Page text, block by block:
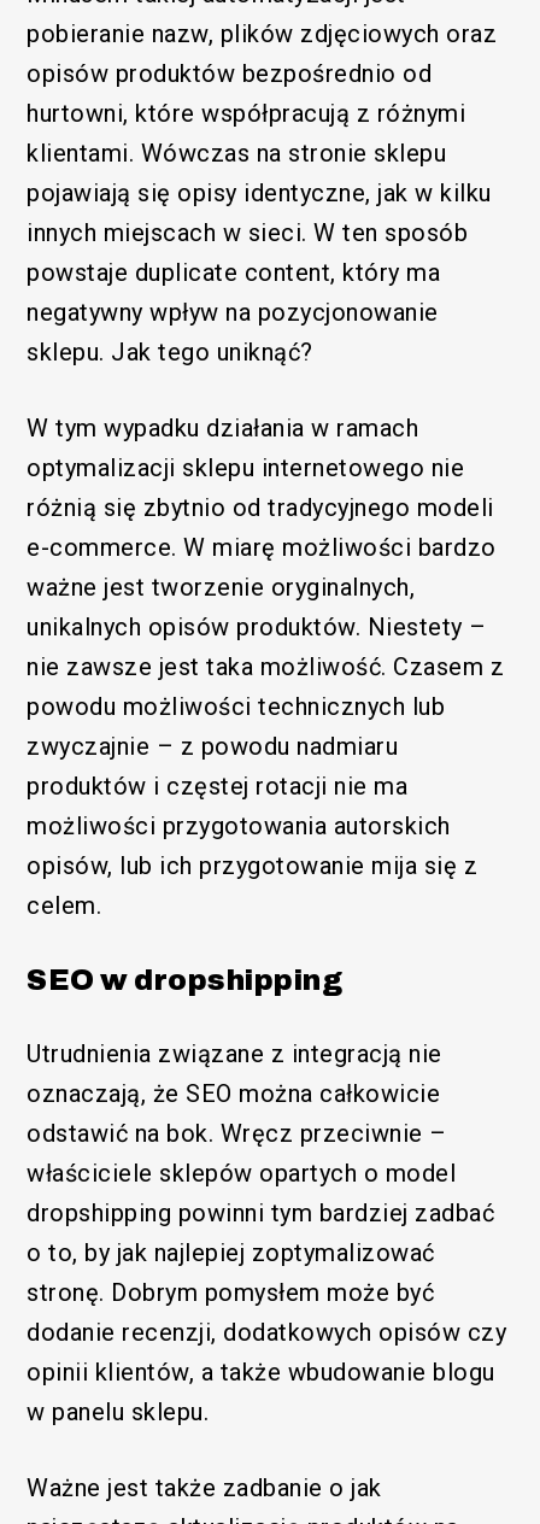
pobieranie nazw, plików zdjęciowych oraz
opisów produktów bezpośrednio od
hurtowni, które współpracują z różnymi
klientami. Wówczas na stronie sklepu
pojawiają się opisy identyczne, jak w kilku
innych miejscach w sieci. W ten sposób
powstaje duplicate content, który ma
negatywny wpływ na pozycjonowanie
sklepu. Jak tego uniknąć?
W tym wypadku działania w ramach
optymalizacji sklepu internetowego nie
różnią się zbytnio od tradycyjnego modeli
e-commerce. W miarę możliwości bardzo
ważne jest tworzenie oryginalnych,
unikalnych opisów produktów. Niestety –
nie zawsze jest taka możliwość. Czasem z
powodu możliwości technicznych lub
zwyczajnie – z powodu nadmiaru
produktów i częstej rotacji nie ma
możliwości przygotowania autorskich
opisów, lub ich przygotowanie mija się z
celem.
SEO w dropshipping
Utrudnienia związane z integracją nie
oznaczają, że SEO można całkowicie
odstawić na bok. Wręcz przeciwnie –
właściciele sklepów opartych o model
dropshipping powinni tym bardziej zadbać
o to, by jak najlepiej zoptymalizować
stronę. Dobrym pomysłem może być
dodanie recenzji, dodatkowych opisów czy
opinii klientów, a także wbudowanie blogu
w panelu sklepu.
Ważne jest także zadbanie o jak